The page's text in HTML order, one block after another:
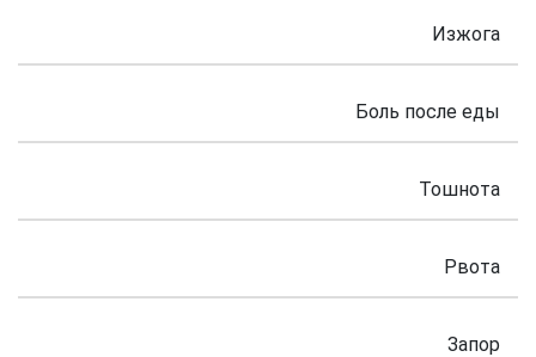
Изжога
Боль после еды
Тошнота
Рвота
Запор